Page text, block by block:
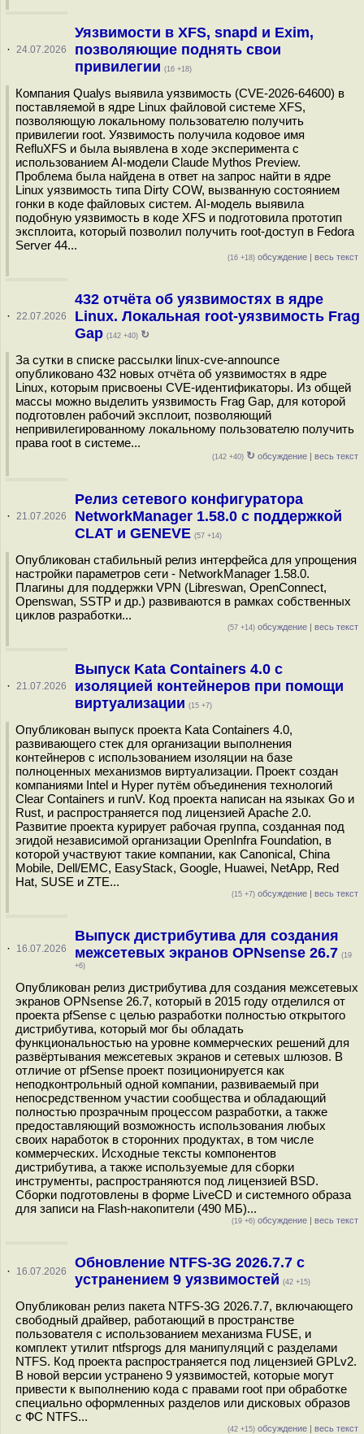
· 24.07.2026
Уязвимости в XFS, snapd и Exim,
позволяющие поднять свои
привилегии (16 +18)
Компания Qualys выявила уязвимость (CVE-2026-64600) в
поставляемой в ядре Linux файловой системе XFS,
позволяющую локальному пользователю получить
привилегии root. Уязвимость получила кодовое имя
RefluXFS и была выявлена в ходе эксперимента с
использованием AI-модели Claude Mythos Preview.
Проблема была найдена в ответ на запрос найти в ядре
Linux уязвимость типа Dirty COW, вызванную состоянием
гонки в коде файловых систем. AI-модель выявила
подобную уязвимость в коде XFS и подготовила прототип
эксплоита, который позволил получить root-доступ в Fedora
Server 44...
(16 +18) обсуждение | весь текст
· 22.07.2026
432 отчёта об уязвимостях в ядре
Linux. Локальная root-уязвимость Frag
Gap (142 +40) ↻
За сутки в списке рассылки linux-cve-announce
опубликовано 432 новых отчёта об уязвимостях в ядре
Linux, которым присвоены CVE-идентификаторы. Из общей
массы можно выделить уязвимость Frag Gap, для которой
подготовлен рабочий эксплоит, позволяющий
непривилегированному локальному пользователю получить
права root в системе...
(142 +40) ↻ обсуждение | весь текст
· 21.07.2026
Релиз сетевого конфигуратора
NetworkManager 1.58.0 с поддержкой
CLAT и GENEVE (57 +14)
Опубликован стабильный релиз интерфейса для упрощения
настройки параметров сети - NetworkManager 1.58.0.
Плагины для поддержки VPN (Libreswan, OpenConnect,
Openswan, SSTP и др.) развиваются в рамках собственных
циклов разработки...
(57 +14) обсуждение | весь текст
· 21.07.2026
Выпуск Kata Containers 4.0 с
изоляцией контейнеров при помощи
виртуализации (15 +7)
Опубликован выпуск проекта Kata Containers 4.0,
развивающего стек для организации выполнения
контейнеров с использованием изоляции на базе
полноценных механизмов виртуализации. Проект создан
компаниями Intel и Hyper путём объединения технологий
Clear Containers и runV. Код проекта написан на языках Go и
Rust, и распространяется под лицензией Apache 2.0.
Развитие проекта курирует рабочая группа, созданная под
эгидой независимой организации OpenInfra Foundation, в
которой участвуют такие компании, как Canonical, China
Mobile, Dell/EMC, EasyStack, Google, Huawei, NetApp, Red
Hat, SUSE и ZTE...
(15 +7) обсуждение | весь текст
· 16.07.2026
Выпуск дистрибутива для создания
межсетевых экранов OPNsense 26.7 (19
+6)
Опубликован релиз дистрибутива для создания межсетевых
экранов OPNsense 26.7, который в 2015 году отделился от
проекта pfSense с целью разработки полностью открытого
дистрибутива, который мог бы обладать
функциональностью на уровне коммерческих решений для
развёртывания межсетевых экранов и сетевых шлюзов. В
отличие от pfSense проект позиционируется как
неподконтрольный одной компании, развиваемый при
непосредственном участии сообщества и обладающий
полностью прозрачным процессом разработки, а также
предоставляющий возможность использования любых
своих наработок в сторонних продуктах, в том числе
коммерческих. Исходные тексты компонентов
дистрибутива, а также используемые для сборки
инструменты, распространяются под лицензией BSD.
Сборки подготовлены в форме LiveCD и системного образа
для записи на Flash-накопители (490 МБ)...
(19 +6) обсуждение | весь текст
· 16.07.2026
Обновление NTFS-3G 2026.7.7 с
устранением 9 уязвимостей (42 +15)
Опубликован релиз пакета NTFS-3G 2026.7.7, включающего
свободный драйвер, работающий в пространстве
пользователя с использованием механизма FUSE, и
комплект утилит ntfsprogs для манипуляций с разделами
NTFS. Код проекта распространяется под лицензией GPLv2.
В новой версии устранено 9 уязвимостей, которые могут
привести к выполнению кода с правами root при обработке
специально оформленных разделов или дисковых образов
с ФС NTFS...
(42 +15) обсуждение | весь текст